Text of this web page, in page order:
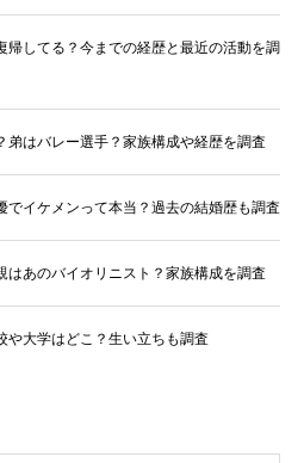
してる？今までの経歴と最近の活動を調
弟はバレー選手？家族構成や経歴を調査
でイケメンって本当？過去の結婚歴も調査
はあのバイオリニスト？家族構成を調査
や大学はどこ？生い立ちも調査